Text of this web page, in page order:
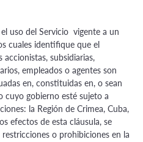
uso del Servicio vigente a un
cuales identifique que el
accionistas, subsidiarias,
empleados o agentes son
en, constituidas en, o sean
cuyo gobierno esté sujeto a
la Región de Crimea, Cuba,
efectos de esta cláusula, se
o prohibiciones en la